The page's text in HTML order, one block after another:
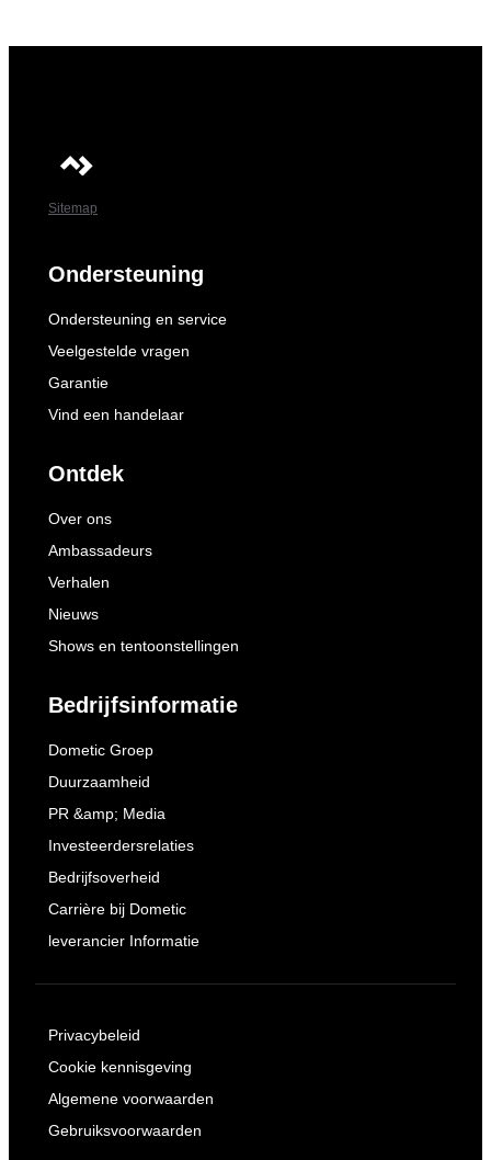
Sitemap
Ondersteuning
Ondersteuning en service
Veelgestelde vragen
Garantie
Vind een handelaar
Ontdek
Over ons
Ambassadeurs
Verhalen
Nieuws
Shows en tentoonstellingen
Bedrijfsinformatie
Dometic Groep
Duurzaamheid
PR &amp; Media
Investeerdersrelaties
Bedrijfsoverheid
Carrière bij Dometic
leverancier Informatie
Privacybeleid
Cookie kennisgeving
Algemene voorwaarden
Gebruiksvoorwaarden